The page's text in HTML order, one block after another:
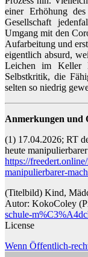
einer Erhöhung
Gesellschaft
Umgang mit den
Aufarbeitung und
eigentlich absurd,
Leichen im Keller
Selbstkritik, die
selten so niedrig
Anmerkungen und
(1) 17.04.2026; RT
heute
https://
manipulierbarer-
(Titelbild) Kind,
Autor: KokoColey
schule-
License
Wenn Öffentlich-